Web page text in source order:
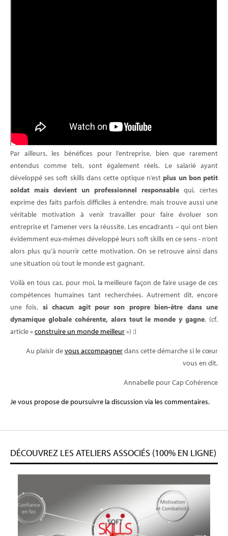
Par ailleurs, les bénéfices pour l’entreprise, bien que rarement
entendus comme tels, sont également réels. Le salarié ayant
développé ses soft skills dans cette optique n’estplus un bon petit
soldat mais devient un professionnel responsable qui, certes
exprime des faits parfois difficiles à entendre, mais trouve aussi une
véritable motivation à venir travailler pour faire évoluer son
entreprise et l’amener vers la réussite. Les encadrants – qui ont bien
évidemment eux-mêmes développé leurs soft skills en ce sens - n’ont
alors plus qu’à nourrir cette motivation. On se retrouve ainsi dans
une situation où tout le monde est gagnant.
Voilà en tous cas, pour moi, la meilleure façon de faire usage de ces
compétences humaines tant recherchées. Autrement dit, encore
une fois, si chacun agit pour son propre bien-être dans une
dynamique globale cohérente, alors tout le monde y gagne. (cf.
article «construire un monde meilleur») :)
Au plaisir devous accompagnerdans cette démarche si le cœur
vous en dit,
Annabelle pour Cap Cohérence
Je vous propose de poursuivre la discussion via les commentaires.
DÉCOUVREZ LES ATELIERS ASSOCIÉS (100% EN LIGNE)